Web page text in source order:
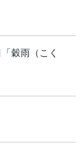
穀雨（こく